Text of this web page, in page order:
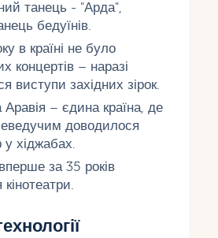
танець - "Арда",
бедуїнів.
в країні не було
концертів – наразі
виступи західних зірок.
Аравія – єдина країна, де
доводилося
у хіджабах.
за 35 років
кінотеатри.